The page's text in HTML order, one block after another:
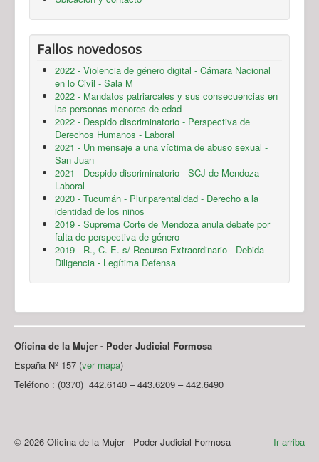
Fallos novedosos
2022 - Violencia de género digital - Cámara Nacional
en lo Civil - Sala M
2022 - Mandatos patriarcales y sus consecuencias en
las personas menores de edad
2022 - Despido discriminatorio - Perspectiva de
Derechos Humanos - Laboral
2021 - Un mensaje a una víctima de abuso sexual -
San Juan
2021 - Despido discriminatorio - SCJ de Mendoza -
Laboral
2020 - Tucumán - Pluriparentalidad - Derecho a la
identidad de los niños
2019 - Suprema Corte de Mendoza anula debate por
falta de perspectiva de género
2019 - R., C. E. s/ Recurso Extraordinario - Debida
Diligencia - Legítima Defensa
Oficina de la Mujer - Poder Judicial Formosa
España Nº 157 (ver mapa)
Teléfono : (0370) 442.6140 – 443.6209 – 442.6490
Ir arriba
© 2026 Oficina de la Mujer - Poder Judicial Formosa